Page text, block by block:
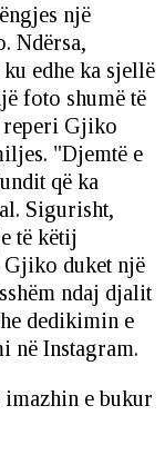
një
Ndërsa,
edhe ka sjellë
foto shumë të
reperi Gjiko
"Djemtë e
që ka
Sigurisht,
të këtij
duket një
ndaj djalit
dedikimin e
në Instagram.